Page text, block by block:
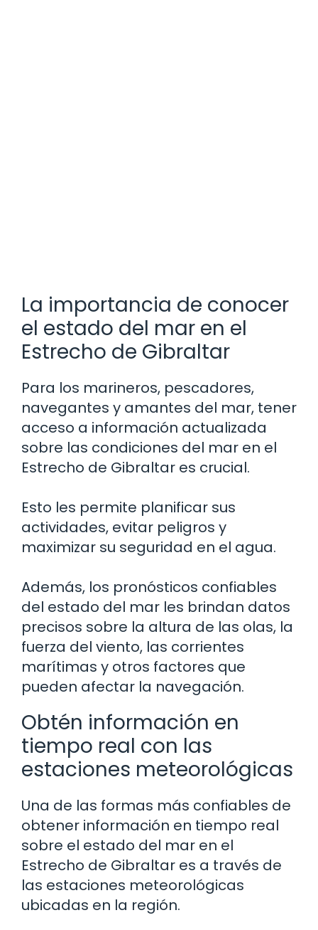
La importancia de conocer
el estado del mar en el
Estrecho de Gibraltar
Para los marineros, pescadores,
navegantes y amantes del mar, tener
acceso a información actualizada
sobre las condiciones del mar en el
Estrecho de Gibraltar es crucial.
Esto les permite planificar sus
actividades, evitar peligros y
maximizar su seguridad en el agua.
Además, los pronósticos confiables
del estado del mar les brindan datos
precisos sobre la altura de las olas, la
fuerza del viento, las corrientes
marítimas y otros factores que
pueden afectar la navegación.
Obtén información en
tiempo real con las
estaciones meteorológicas
Una de las formas más confiables de
obtener información en tiempo real
sobre el estado del mar en el
Estrecho de Gibraltar es a través de
las estaciones meteorológicas
ubicadas en la región.